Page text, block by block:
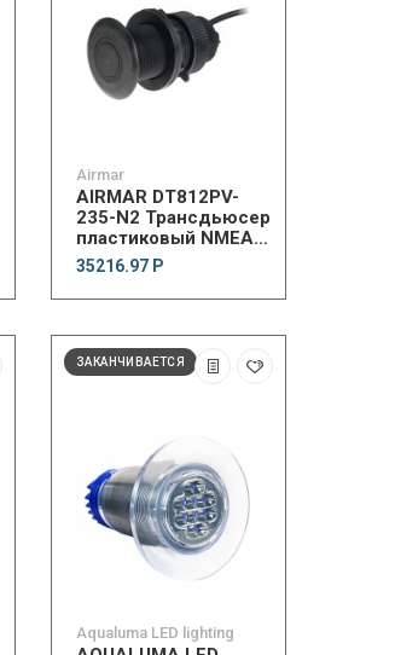
Airmar
AIRMAR DT812PV-
235-N2 Трансдьюсер
пластиковый NMEA
2000 235 kHz
35216.97 Р
ЗАКАНЧИВАЕТСЯ
Aqualuma LED lighting